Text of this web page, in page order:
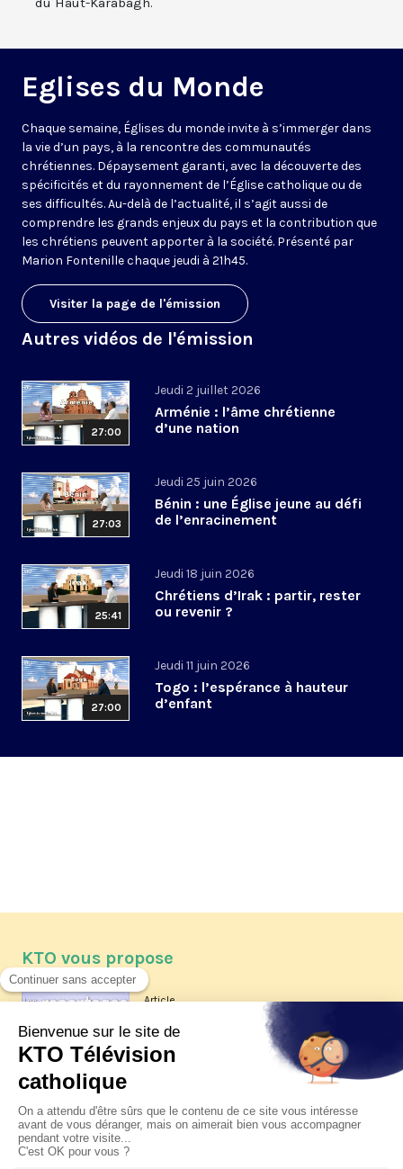
Eglises du Monde
Chaque semaine, Églises du monde invite à s’immerger dans
la vie d’un pays, à la rencontre des communautés
chrétiennes. Dépaysement garanti, avec la découverte des
spécificités et du rayonnement de l’Église catholique ou de
ses difficultés. Au-delà de l’actualité, il s’agit aussi de
comprendre les grands enjeux du pays et la contribution que
les chrétiens peuvent apporter à la société. Présenté par
Marion Fontenille chaque jeudi à 21h45.
Visiter la page de l'émission
Autres vidéos de l'émission
27:00
Jeudi 2 juillet 2026
Arménie : l’âme chrétienne
d’une nation
27:03
Jeudi 25 juin 2026
Bénin : une Église jeune au défi
de l’enracinement
25:41
Jeudi 18 juin 2026
Chrétiens d’Irak : partir, rester
ou revenir ?
27:00
Jeudi 11 juin 2026
Togo : l’espérance à hauteur
d’enfant
KTO vous propose
Article
Les reportages d'été 2026 de KTO
La visite pastorale du pape Léon
XIV à Assise à suivre sur KTO le
jeudi 6 août